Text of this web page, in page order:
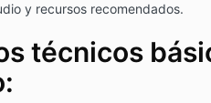
y recursos recomendados.
técnicos